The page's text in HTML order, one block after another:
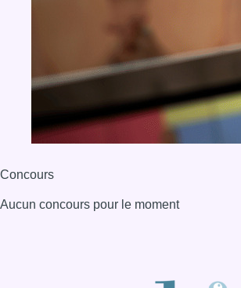
Concours
Aucun concours pour le moment